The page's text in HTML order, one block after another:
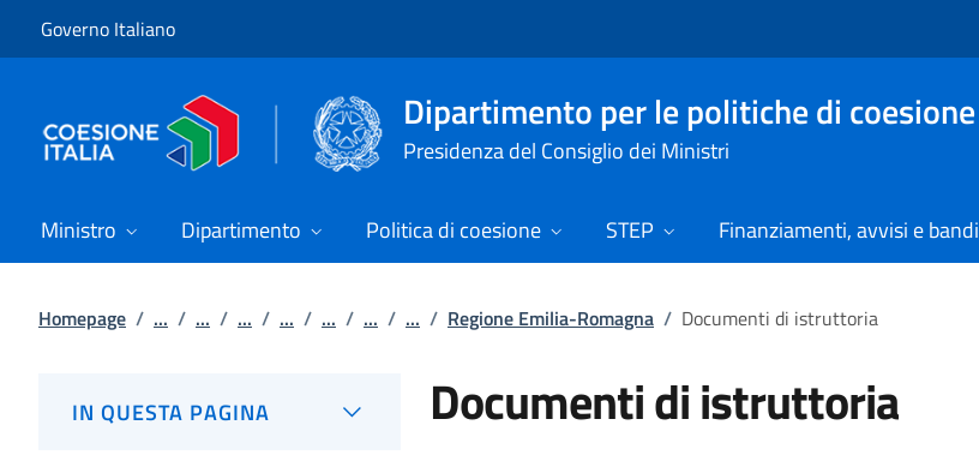
Governo Italiano
Dipartimento per le politiche di coesione
Presidenza del Consiglio dei Ministri
Ministro Dipartimento Politica di coesione STEP Finanziamenti, avvisi e bandi
Homepage / ... / ... / ... / ... / ... / ... / ... / Regione Emilia-Romagna / Documenti di istruttoria
IN QUESTA PAGINA Documenti di istruttoria